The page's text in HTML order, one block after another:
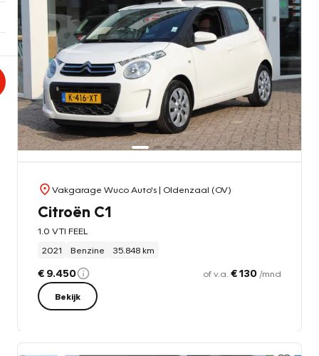
Vakgarage Wuco Auto's| Oldenzaal (OV)
Citroën C1
1.0 VTI FEEL
2021
Benzine 35.848 km
€ 9.450 of v.a. € 130 /mnd
Bekijk